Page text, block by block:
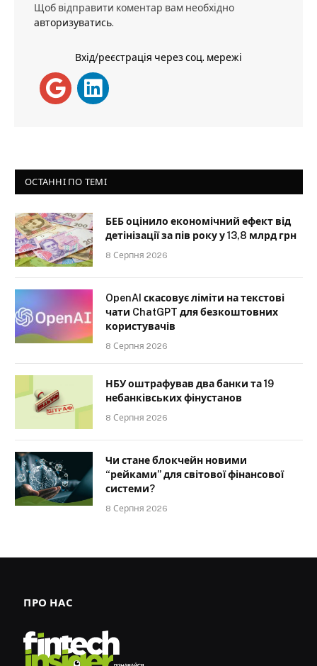
Щоб відправити коментар вам необхідно
авторизуватись.
Вхід/реєстрація через соц. мережі
ОСТАННІ ПО ТЕМІ
БЕБ оцінило економічний ефект від
детінізації за пів року у 13,8 млрд грн
8 Серпня 2026
OpenAI скасовує ліміти на текстові
чати ChatGPT для безкоштовних
користувачів
8 Серпня 2026
НБУ оштрафував два банки та 19
небанківських фінустанов
8 Серпня 2026
Чи стане блокчейн новими
“рейками” для світової фінансової
системи?
8 Серпня 2026
ПРО НАС